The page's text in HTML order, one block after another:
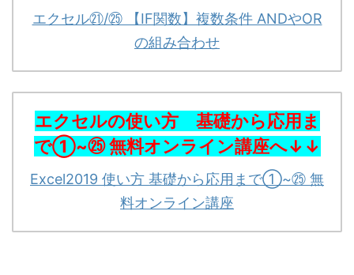
エクセル㉑/㉕ 【IF関数】複数条件 ANDやOR
の組み合わせ
エクセルの使い方 基礎から応用ま
で①~㉕ 無料オンライン講座へ↓↓
Excel2019 使い方 基礎から応用まで①~㉕ 無
料オンライン講座